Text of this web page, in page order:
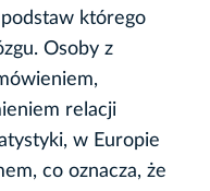
którego
Osoby z
relacji
w Europie
co oznacza, że